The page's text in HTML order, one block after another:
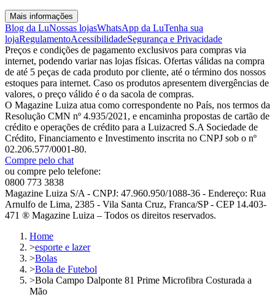
Mais informações
Blog da LuNossas lojasWhatsApp da LuTenha sua
lojaRegulamentoAcessibilidadeSegurança e Privacidade
Preços e condições de pagamento exclusivos para compras via
internet, podendo variar nas lojas físicas. Ofertas válidas na compra
de até 5 peças de cada produto por cliente, até o término dos nossos
estoques para internet. Caso os produtos apresentem divergências de
valores, o preço válido é o da sacola de compras.
O Magazine Luiza atua como correspondente no País, nos termos da
Resolução CMN nº 4.935/2021, e encaminha propostas de cartão de
crédito e operações de crédito para a Luizacred S.A Sociedade de
Crédito, Financiamento e Investimento inscrita no CNPJ sob o nº
02.206.577/0001-80.
Compre pelo chat
ou compre pelo telefone:
0800 773 3838
Magazine Luiza S/A - CNPJ: 47.960.950/1088-36 - Endereço: Rua
Arnulfo de Lima, 2385 - Vila Santa Cruz, Franca/SP - CEP 14.403-
471 ® Magazine Luiza – Todos os direitos reservados.
Home
>esporte e lazer
>Bolas
>Bola de Futebol
>Bola Campo Dalponte 81 Prime Microfibra Costurada a
Mão